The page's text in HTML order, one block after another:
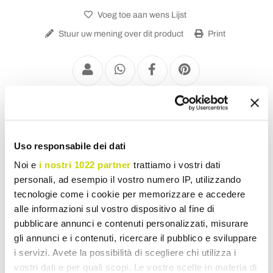
Uso responsabile dei dati
Noi e i nostri 1022 partner trattiamo i vostri dati
personali, ad esempio il vostro numero IP, utilizzando
tecnologie come i cookie per memorizzare e accedere
alle informazioni sul vostro dispositivo al fine di
pubblicare annunci e contenuti personalizzati, misurare
gli annunci e i contenuti, ricercare il pubblico e sviluppare
i servizi. Avete la possibilità di scegliere chi utilizza i
vostri dati e per quali scopi. Le vostre scelte in materia di
Voeg toe aan wens Lijst
Stuur uw mening over dit product Print
Verwarmd Handdoekenrek Elektrisch